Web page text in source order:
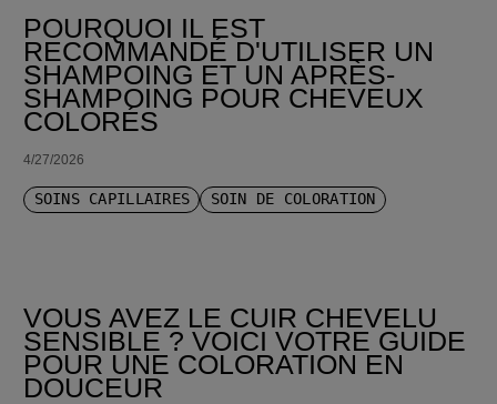
POURQUOI IL EST
RECOMMANDÉ D'UTILISER UN
SHAMPOING ET UN APRÈS-
SHAMPOING POUR CHEVEUX
COLORÉS
4/27/2026
SOINS CAPILLAIRES SOIN DE COLORATION
VOUS AVEZ LE CUIR CHEVELU
SENSIBLE ? VOICI VOTRE GUIDE
POUR UNE COLORATION EN
DOUCEUR